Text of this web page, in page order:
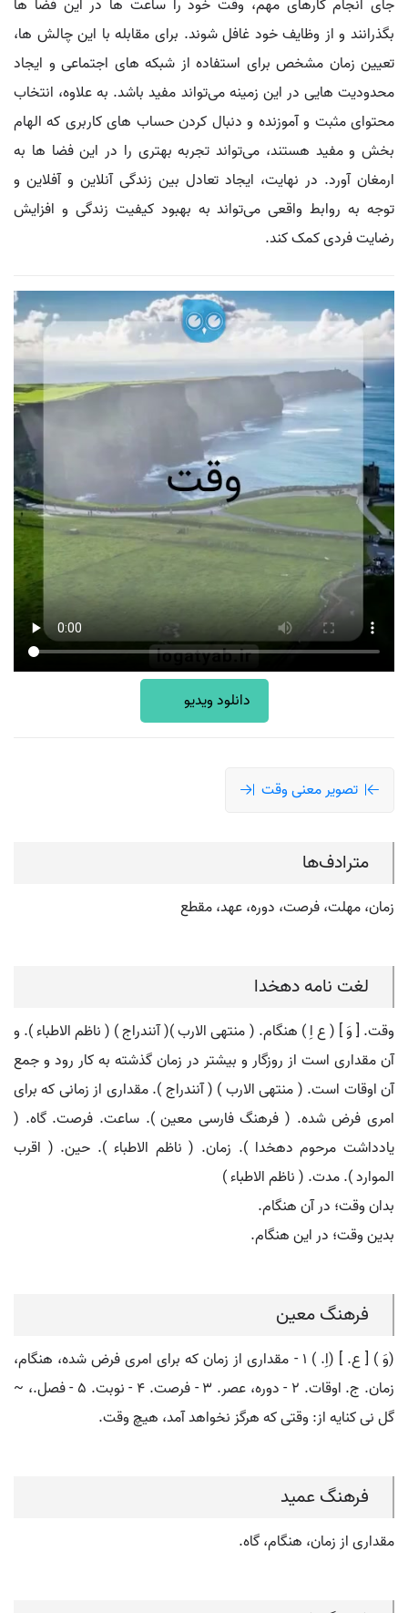
جای انجام کارهای مهم، وقت خود را ساعت‌ ها در این فضا ها
بگذرانند و از وظایف خود غافل شوند. برای مقابله با این چالش‌ ها،
تعیین زمان مشخص برای استفاده از شبکه‌ های اجتماعی و ایجاد
محدودیت‌ هایی در این زمینه می‌تواند مفید باشد. به علاوه، انتخاب
محتوای مثبت و آموزنده و دنبال کردن حساب‌ های کاربری که الهام‌
بخش و مفید هستند، می‌تواند تجربه بهتری را در این فضا ها به
ارمغان آورد. در نهایت، ایجاد تعادل بین زندگی آنلاین و آفلاین و
توجه به روابط واقعی می‌تواند به بهبود کیفیت زندگی و افزایش
رضایت فردی کمک کند.
دانلود ویدیو
تصویر معنی وقت
مترادف‌ها
زمان، مهلت، فرصت، دوره، عهد، مقطع
لغت نامه دهخدا
وقت. [ وَ ] ( ع اِ ) هنگام. ( منتهی الارب )( آنندراج ) ( ناظم الاطباء ). و
آن مقداری است از روزگار و بیشتر در زمان گذشته به کار رود و جمع
آن اوقات است. ( منتهی الارب ) ( آنندراج ). مقداری از زمانی که برای
امری فرض شده. ( فرهنگ فارسی معین ). ساعت. فرصت. گاه. (
یادداشت مرحوم دهخدا ). زمان. ( ناظم الاطباء ). حین. ( اقرب
الموارد ). مدت. ( ناظم الاطباء )
بدان وقت؛ در آن هنگام.
بدین وقت؛ در این هنگام.
فرهنگ معین
(وَ ) [ ع. ] (اِ. ) ۱ - مقداری از زمان که برای امری فرض شده، هنگام،
زمان. ج. اوقات. ۲ - دوره، عصر. ۳ - فرصت. ۴ - نوبت. ۵ - فصل.، ~
گل نی کنایه از: وقتی که هرگز نخواهد آمد، هیچ وقت.
فرهنگ عمید
مقداری از زمان، هنگام، گاه.